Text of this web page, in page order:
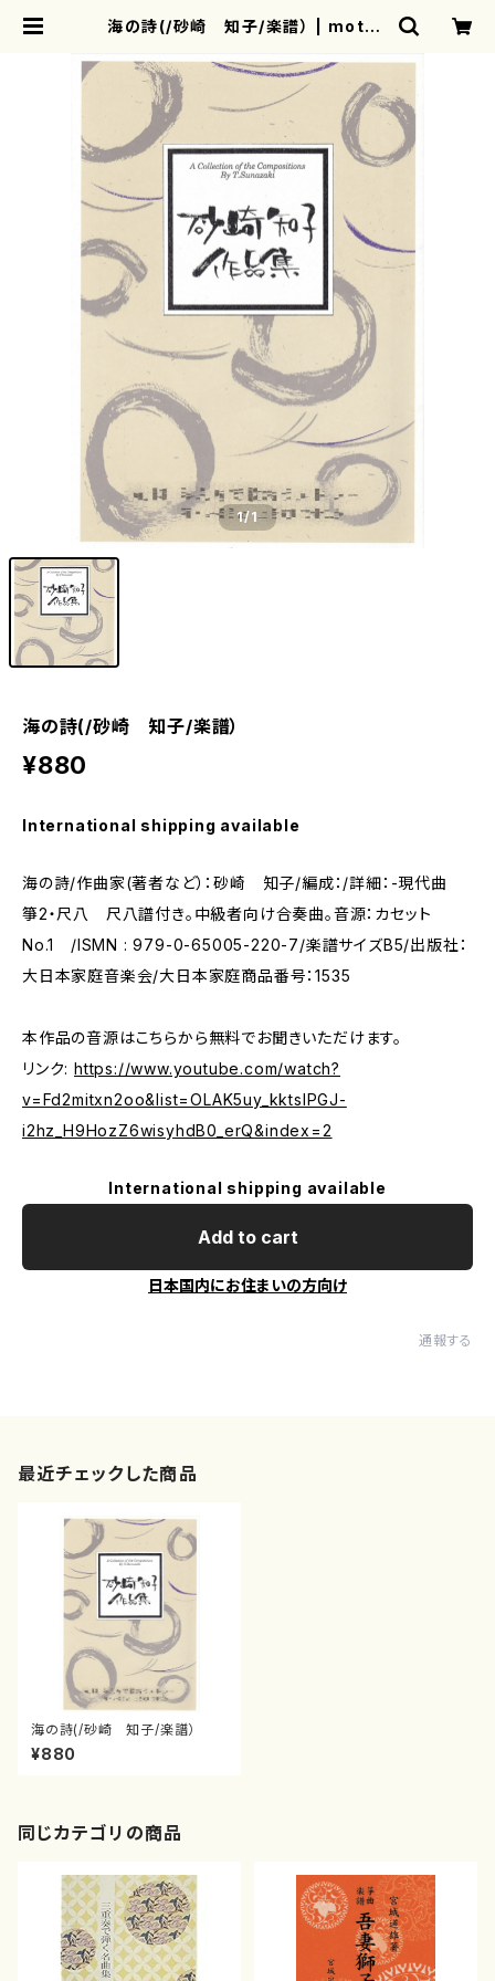
海の詩(/砂崎 知子/楽譜） | mothe
1/1
海の詩(/砂崎 知子/楽譜）
¥880
International shipping available
海の詩/作曲家(著者など）：砂崎 知子/編成：/詳細：-現代曲
箏2・尺八 尺八譜付き。中級者向け合奏曲。音源：カセット
No.1 /ISMN : 979-0-65005-220-7/楽譜サイズB5/出版社：
大日本家庭音楽会/大日本家庭商品番号：1535
本作品の音源はこちらから無料でお聞きいただけます。
リンク: https://www.youtube.com/watch?
v=Fd2mitxn2oo&list=OLAK5uy_kktslPGJ-
i2hz_H9HozZ6wisyhdB0_erQ&index=2
International shipping available
Add to cart
日本国内にお住まいの方向け
通報する
最近チェックした商品
海の詩(/砂崎 知子/楽譜）
¥880
同じカテゴリの商品